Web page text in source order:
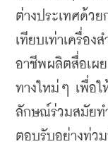
ต่างประเทศด้
เทียบเท่าเครื่อง
อาชีพผลิตสื่อเผ
ทางใหม่ๆ เพื่อใ
ลักษณ์ร่วมสมัยท
ตอบรับอย่างท่ว